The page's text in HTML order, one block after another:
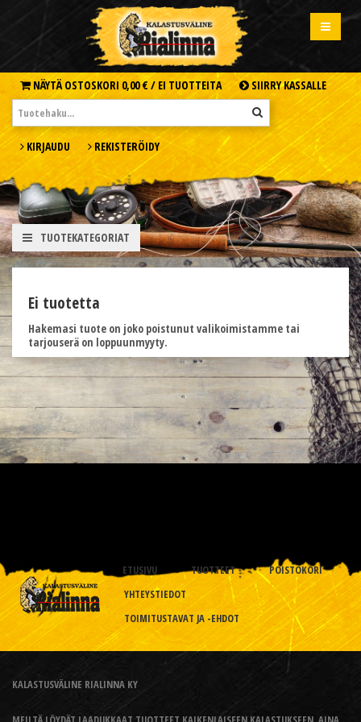
NÄYTÄ OSTOSKORI 0,00 € / EI TUOTTEITA SIIRRY KASSALLE
KIRJAUDU REKISTERÖIDY
TUOTEKATEGORIAT
Ei tuotetta
Hakemasi tuote on joko poistunut valikoimistamme tai
tarjouserä on loppuunmyyty.
ETUSIVU TUOTTEET
POISTOKORI
YHTEYSTIEDOT
TOIMITUSTAVAT JA -EHDOT
KALASTUSVÄLINE RIALINNA KY